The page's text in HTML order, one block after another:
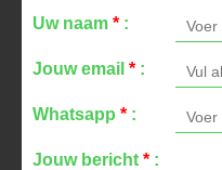
Uw naam * :
Jouw email * :
Whatsapp * :
Jouw bericht * :